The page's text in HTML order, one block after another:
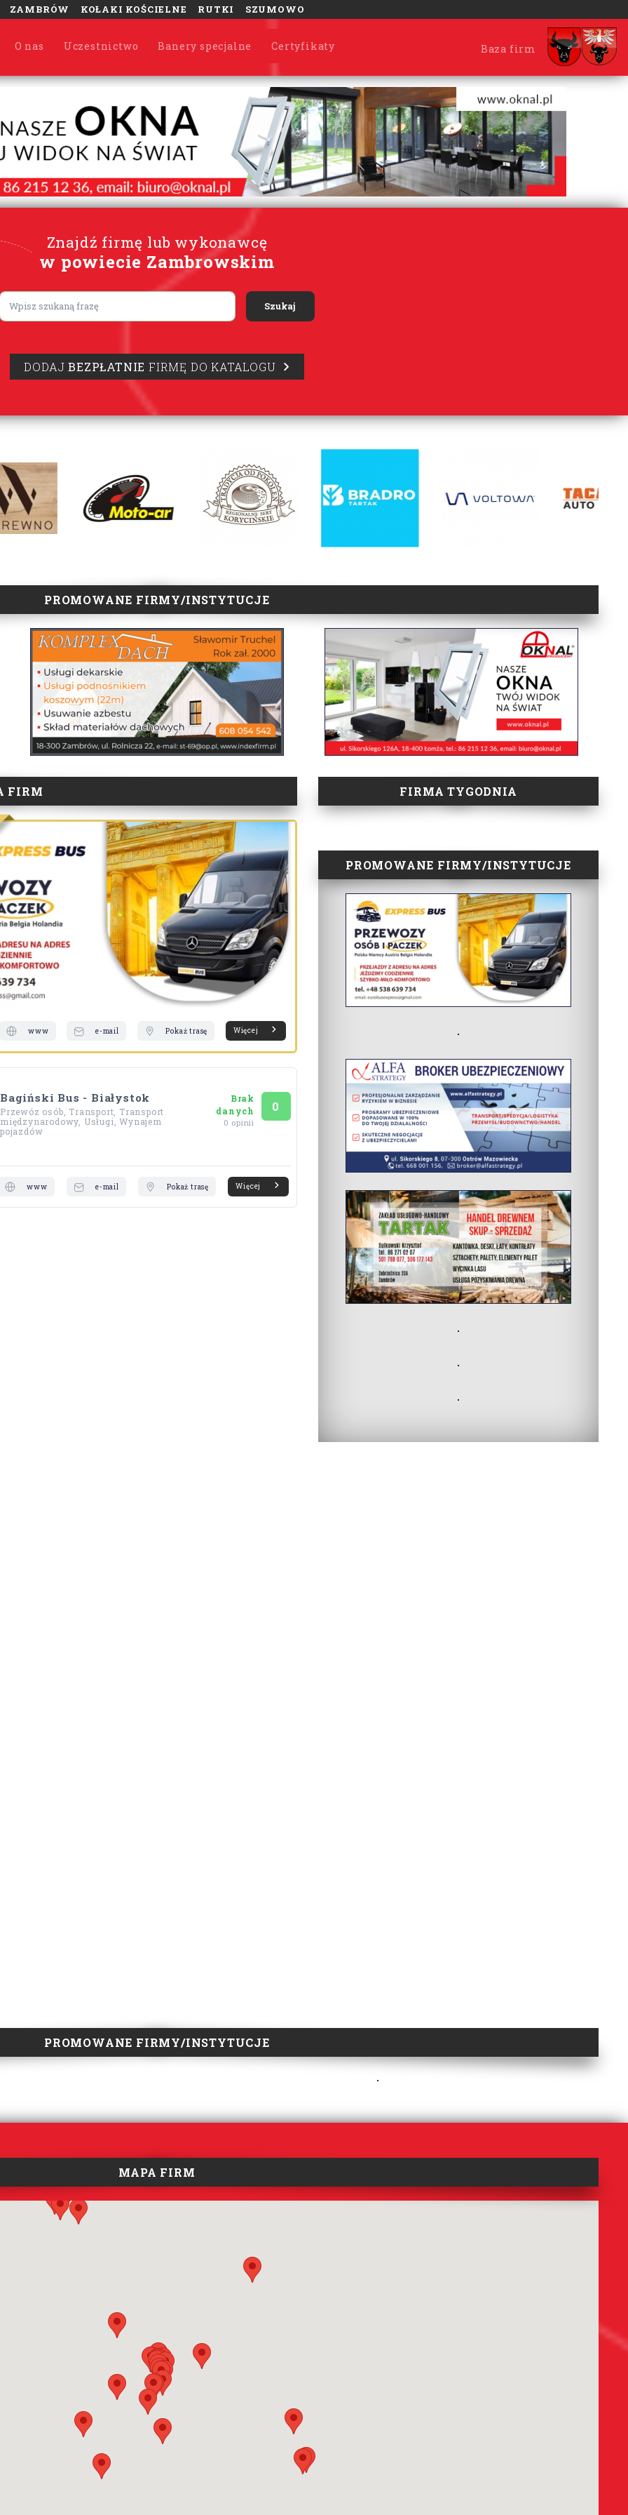
ZAMBRÓW KOŁAKI KOŚCIELNE RUTKI SZUMOWO
O nas Uczestnictwo Banery specjalne Certyfikaty Baza firm
Znajdź firmę lub wykonawcę
w powiecie Zambrowskim
Lorem ipsum
DODAJBEZPŁATNIE FIRMĘ DO KATALOGU
PROMOWANE FIRMY/INSTYTUCJE
FIRM
www e-mail Pokaż trasę Więcej
Bagiński Bus - Białystok
Przewóz osób, Transport, Transport
międzynarodowy, Usługi, Wynajem
pojazdów
Brak
danych
0 opinii
Ocena
0
www e-mail Pokaż trasę Więcej
FIRMA TYGODNIA
PROMOWANE FIRMY/INSTYTUCJE
PROMOWANE FIRMY/INSTYTUCJE
MAPA FIRM